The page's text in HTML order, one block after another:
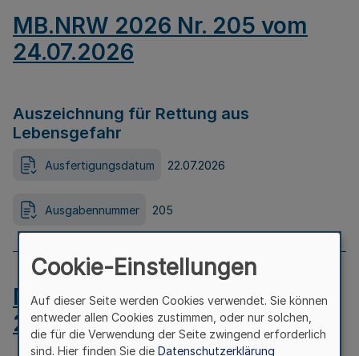
MB.NRW 2026 Nr. 205 vom
24.07.2026
Auszeichnung für Rettung aus
Lebensgefahr
Ausfertigungsdatum 22.07.2026
Ausgabennummer 205
MB.NRW 2026 Nr. 204 vom
24.07.2026
Cookie-Einstellungen
Auf dieser Seite werden Cookies verwendet. Sie können
entweder allen Cookies zustimmen, oder nur solchen,
die für die Verwendung der Seite zwingend erforderlich
sind. Hier finden Sie die Datenschutzerklärung